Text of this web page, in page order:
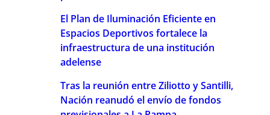
El Plan de Iluminación Eficiente en
Espacios Deportivos fortalece la
infraestructura de una institución
adelense
Tras la reunión entre Ziliotto y Santilli,
Nación reanudó el envío de fondos